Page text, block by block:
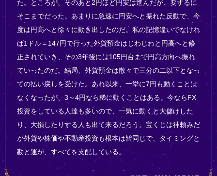
た。ところが、そのあと2円ほど円安は進んだが、要するに
そこまでだった。あまりに急速に円安へと振れた反動で、今
度は円高へと徐々に動き出したのだ。私の記憶違いでなけれ
ば1ドル＝147円で行った外貨預金はじわじわと円高へと修
正されていき、その3年後には105円台まで円高方向へ振れ
ていったのだ。結局、外貨預金は散々で三分の二以下となっ
ての払い戻しを受けた。あれ以来、一挙に7円も動くことは
なくなったが、3～4円なら稀に動くことはある。今ならFX
投資をしている人達も多いので、一気に動くと大儲けした
り、大損したりする人も出て来るだろう。宝くじは神頼みだ
が外貨や株価や不動産投資も根本は皆同じで、タイミングと
勘と運が、すべてを支配している。